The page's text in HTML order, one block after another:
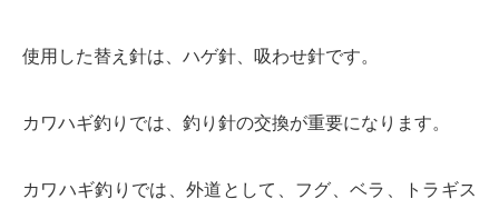
使用した替え針は、ハゲ針、吸わせ針です。
カワハギ釣りでは、釣り針の交換が重要になります。
カワハギ釣りでは、外道として、フグ、ベラ、トラギス